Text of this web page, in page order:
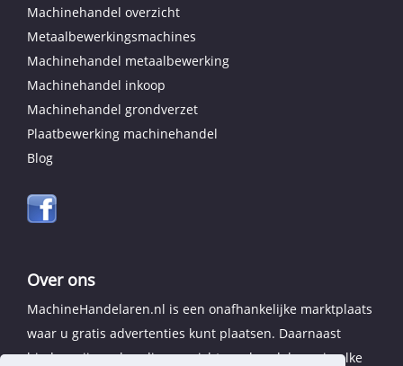
Machinehandel overzicht
Metaalbewerkingsmachines
Machinehandel metaalbewerking
Machinehandel inkoop
Machinehandel grondverzet
Plaatbewerking machinehandel
Blog
Over ons
MachineHandelaren.nl is een onafhankelijke marktplaats
waar u gratis advertenties kunt plaatsen. Daarnaast
bieden wij een handig overzicht van handelaren in elke